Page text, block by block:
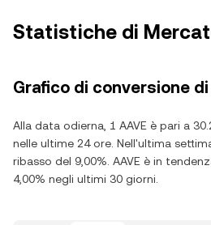
Statistiche di
Grafico di conversione di
Alla data odierna, 1 AAVE è pari a
nelle ultime 24 ore. Nell'ultima
ribasso del 9,00%. AAVE è in
4,00% negli ultimi 30 giorni.